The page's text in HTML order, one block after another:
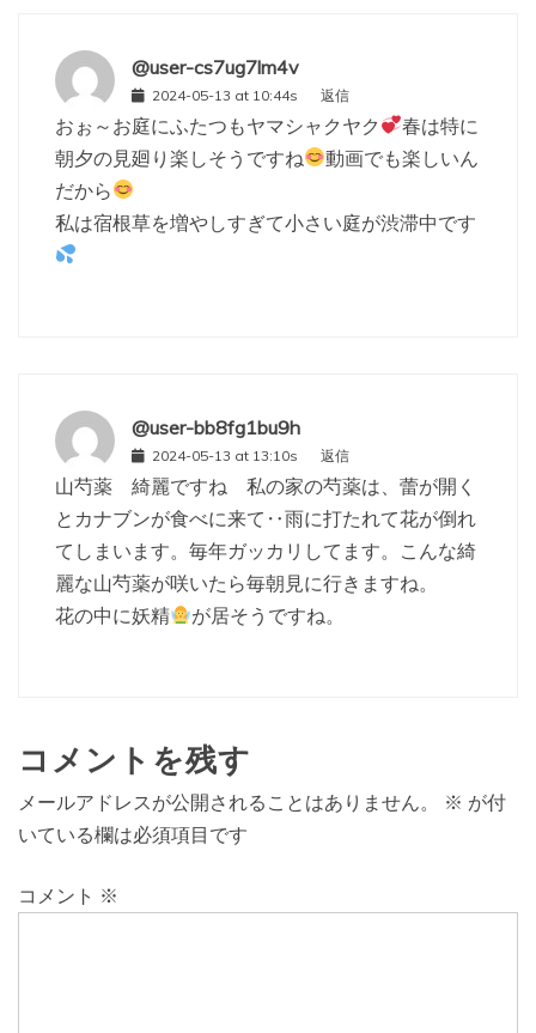
@user-cs7ug7lm4v
2024-05-13 at 10:44s 返信
おぉ～お庭にふたつもヤマシャクヤク
春は特に
朝夕の見廻り楽しそうですね
動画でも楽しいん
だから
私は宿根草を増やしすぎて小さい庭が渋滞中です
@user-bb8fg1bu9h
2024-05-13 at 13:10s 返信
山芍薬 綺麗ですね 私の家の芍薬は、蕾が開く
とカナブンが食べに来て‥雨に打たれて花が倒れ
てしまいます。毎年ガッカリしてます。こんな綺
麗な山芍薬が咲いたら毎朝見に行きますね。
花の中に妖精
が居そうですね。
コメントを残す
メールアドレスが公開されることはありません。 ※ が付
いている欄は必須項目です
コメント ※